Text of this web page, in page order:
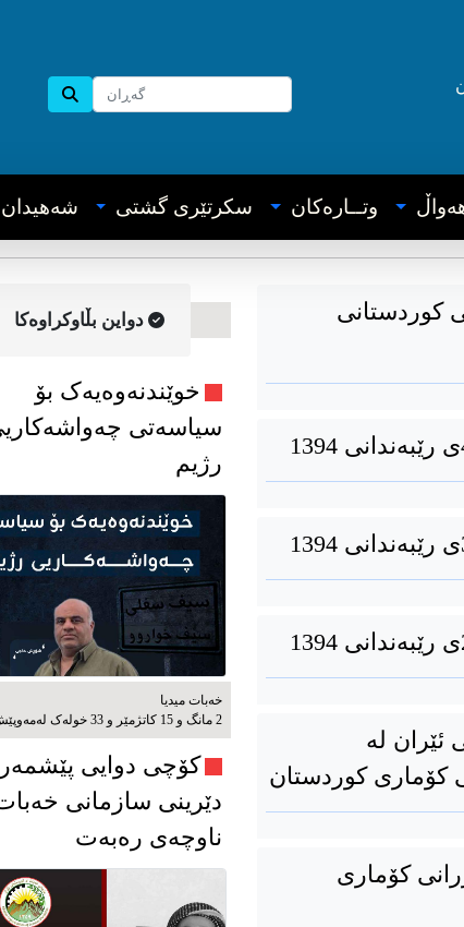
وتــاره‌کان سکرتێری گشتی شه‌هیدان
کوردستانی
لە
کۆماری
دواین بڵاوکراوه‌کا
خوێندنەوەیەک بۆ
سیاسەتی
رژیم
خەبات میدیا
2 مانگ و 15 کاتژمێر و 33 خوله‌ک له‌مه‌وپێش‌
کۆچی دوایی
دێرینی سازمانی
ناوچەی رەبەت